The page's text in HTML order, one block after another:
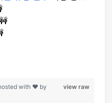
view raw
with ❤ by